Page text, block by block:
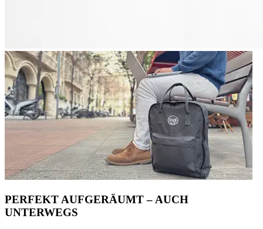
PERFEKT AUFGERÄUMT – AUCH
UNTERWEGS